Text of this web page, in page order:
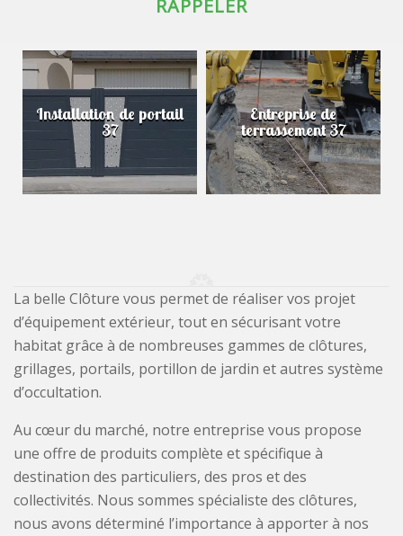
Installation de portail
37
Entreprise de
terrassement 37
La belle Clôture vous permet de réaliser vos projet
d’équipement extérieur, tout en sécurisant votre
habitat grâce à de nombreuses gammes de clôtures,
grillages, portails, portillon de jardin et autres système
d’occultation.
Au cœur du marché, notre entreprise vous propose
une offre de produits complète et spécifique à
destination des particuliers, des pros et des
collectivités. Nous sommes spécialiste des clôtures,
nous avons déterminé l’importance à apporter à nos